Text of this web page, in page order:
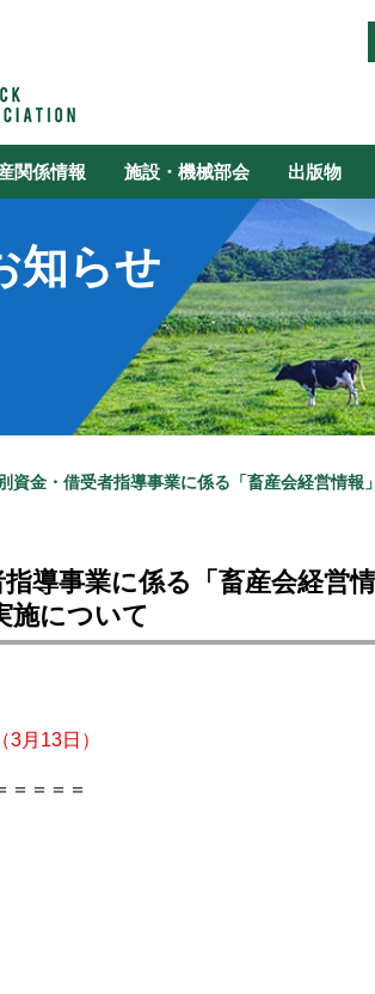
関係情報 施設・機械部会 出版物
知らせ
資金・借受者指導事業に係る「畜産会経営情
導事業に係る「畜産会経営
施について
月13日）
＝＝＝＝